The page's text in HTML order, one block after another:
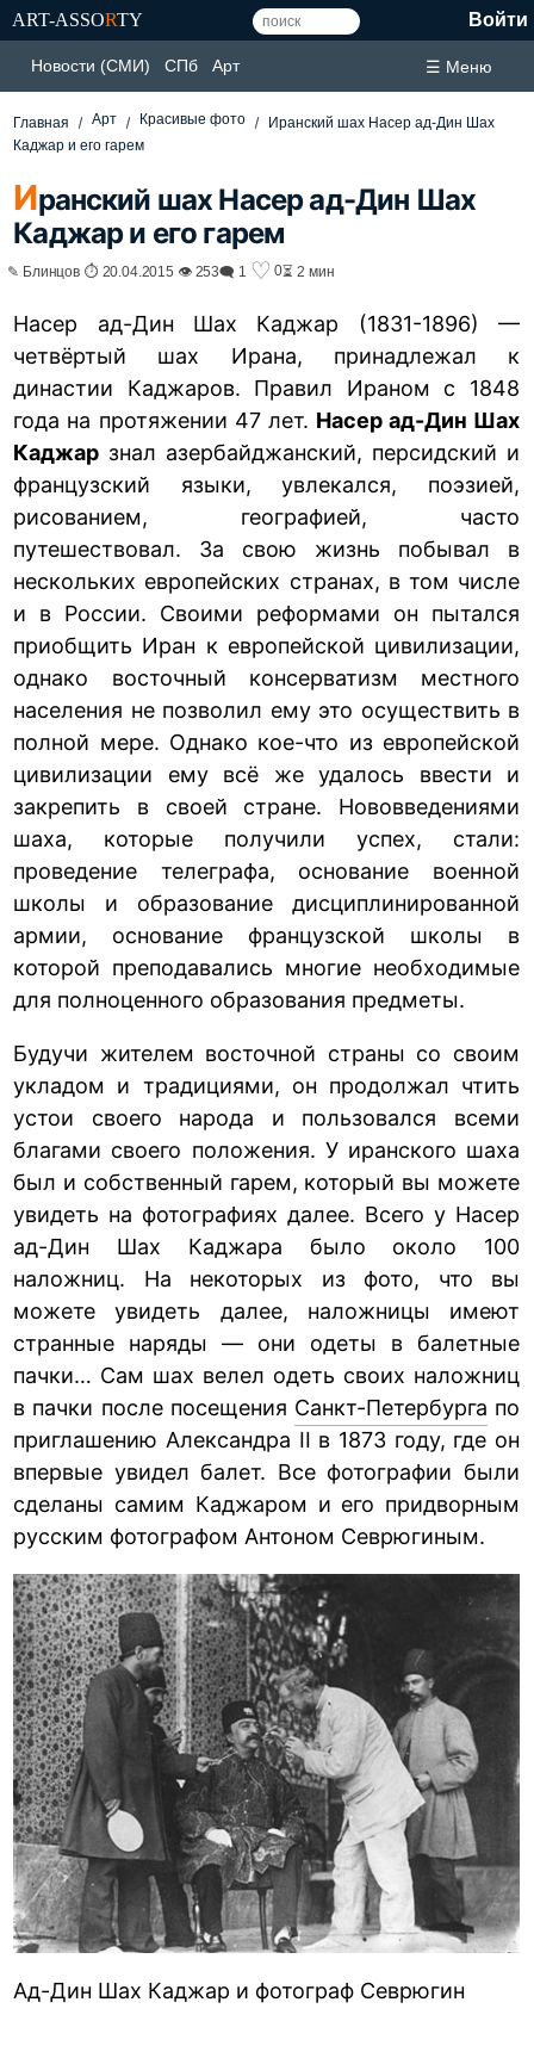
ART-ASSORTY Войти
Новости (СМИ) СПб Арт ☰ Меню
Главная Арт Красивые фото
Иранский шах Насер ад-Дин Шах
Каджар и его гарем
Иранский шах Насер ад-Дин Шах
Каджар и его гарем
✎ Блинцов ⏱ 20.04.2015 👁 253🗨 1 ♡ 0⏳ 2 мин
Насер ад-Дин Шах Каджар (1831-1896) —
четвёртый шах Ирана, принадлежал к
династии Каджаров. Правил Ираном с 1848
года на протяжении 47 лет. Насер ад-Дин Шах
Каджар знал азербайджанский, персидский и
французский языки, увлекался, поэзией,
рисованием, географией, часто
путешествовал. За свою жизнь побывал в
нескольких европейских странах, в том числе
и в России. Своими реформами он пытался
приобщить Иран к европейской цивилизации,
однако восточный консерватизм местного
населения не позволил ему это осуществить в
полной мере. Однако кое-что из европейской
цивилизации ему всё же удалось ввести и
закрепить в своей стране. Нововведениями
шаха, которые получили успех, стали:
проведение телеграфа, основание военной
школы и образование дисциплинированной
армии, основание французской школы в
которой преподавались многие необходимые
для полноценного образования предметы.
Будучи жителем восточной страны со своим
укладом и традициями, он продолжал чтить
устои своего народа и пользовался всеми
благами своего положения. У иранского шаха
был и собственный гарем, который вы можете
увидеть на фотографиях далее. Всего у Насер
ад-Дин Шах Каджара было около 100
наложниц. На некоторых из фото, что вы
можете увидеть далее, наложницы имеют
странные наряды — они одеты в балетные
пачки… Сам шах велел одеть своих наложниц
в пачки после посещения Санкт-Петербурга по
приглашению Александра II в 1873 году, где он
впервые увидел балет. Все фотографии были
сделаны самим Каджаром и его придворным
русским фотографом Антоном Севрюгиным.
Ад-Дин Шах Каджар и фотограф Севрюгин